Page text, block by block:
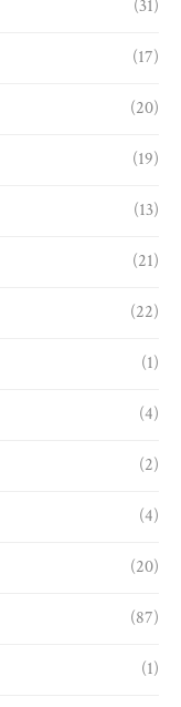
(31)
(17)
(20)
(19)
(13)
(21)
(22)
(1)
(4)
(2)
(4)
(20)
(87)
(1)